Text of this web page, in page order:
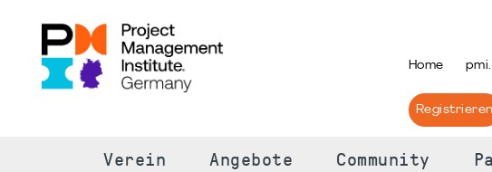
Home
Registrieren
Verein Angebote Community